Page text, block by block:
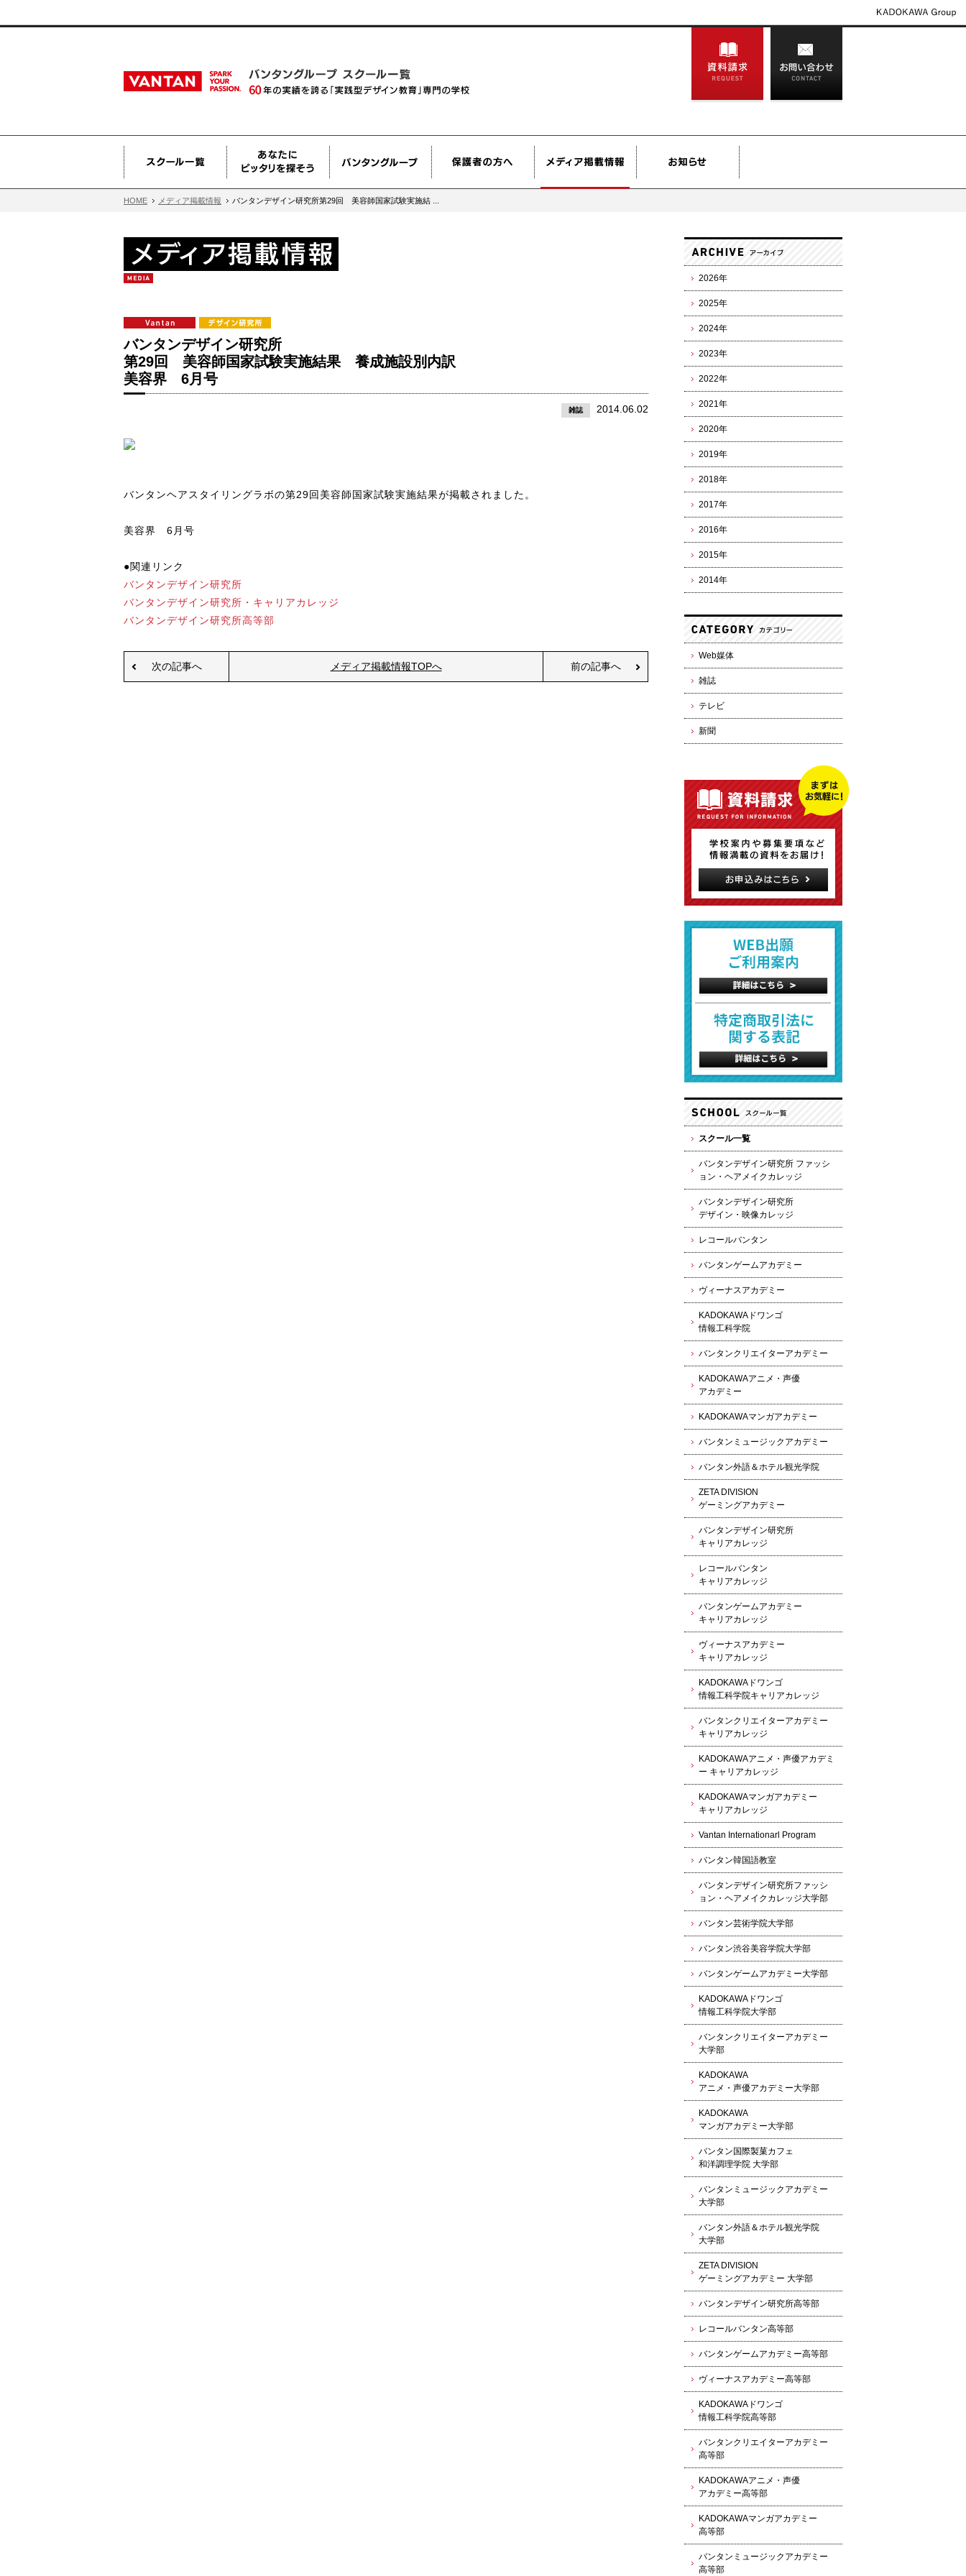
HOME メディア掲載情報 バンタンデザイン研究所第29回 美容師国家試験実施結 ...
バンタンデザイン研究所
第29回 美容師国家試験実施結果 養成施設別内訳
美容界 6月号
雑誌 2014.06.02
バンタンヘアスタイリングラボの第29回美容師国家試験実施結果が掲載されました。
美容界 6月号
●関連リンク
バンタンデザイン研究所
バンタンデザイン研究所・キャリアカレッジ
バンタンデザイン研究所高等部
次の記事へ メディア掲載情報TOPへ 前の記事へ
2026年
2025年
2024年
2023年
2022年
2021年
2020年
2019年
2018年
2017年
2016年
2015年
2014年
Web媒体
雑誌
テレビ
新聞
スクール一覧
バンタンデザイン研究所 ファッシ
ョン・ヘアメイクカレッジ
バンタンデザイン研究所
デザイン・映像カレッジ
レコールバンタン
バンタンゲームアカデミー
ヴィーナスアカデミー
KADOKAWAドワンゴ
情報工科学院
バンタンクリエイターアカデミー
KADOKAWAアニメ・声優
アカデミー
KADOKAWAマンガアカデミー
バンタンミュージックアカデミー
バンタン外語＆ホテル観光学院
ZETA DIVISION
ゲーミングアカデミー
バンタンデザイン研究所
キャリアカレッジ
レコールバンタン
キャリアカレッジ
バンタンゲームアカデミー
キャリアカレッジ
ヴィーナスアカデミー
キャリアカレッジ
KADOKAWAドワンゴ
情報工科学院キャリアカレッジ
バンタンクリエイターアカデミー
キャリアカレッジ
KADOKAWAアニメ・声優アカデミ
ー キャリアカレッジ
KADOKAWAマンガアカデミー
キャリアカレッジ
Vantan Internationarl Program
バンタン韓国語教室
バンタンデザイン研究所ファッシ
ョン・ヘアメイクカレッジ大学部
バンタン芸術学院大学部
バンタン渋谷美容学院大学部
バンタンゲームアカデミー大学部
KADOKAWAドワンゴ
情報工科学院大学部
バンタンクリエイターアカデミー
大学部
KADOKAWA
アニメ・声優アカデミー大学部
KADOKAWA
マンガアカデミー大学部
バンタン国際製菓カフェ
和洋調理学院 大学部
バンタンミュージックアカデミー
大学部
バンタン外語＆ホテル観光学院
大学部
ZETA DIVISION
ゲーミングアカデミー 大学部
バンタンデザイン研究所高等部
レコールバンタン高等部
バンタンゲームアカデミー高等部
ヴィーナスアカデミー高等部
KADOKAWAドワンゴ
情報工科学院高等部
バンタンクリエイターアカデミー
高等部
KADOKAWAアニメ・声優
アカデミー高等部
KADOKAWAマンガアカデミー
高等部
バンタンミュージックアカデミー
高等部